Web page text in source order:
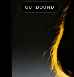
OUTBOUND